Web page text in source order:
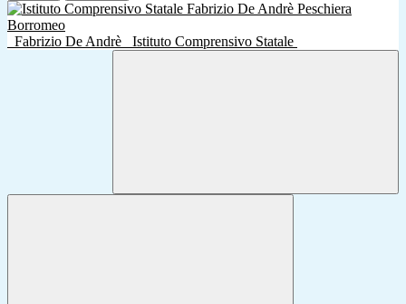
Fabrizio De Andrè Istituto Comprensivo Statale